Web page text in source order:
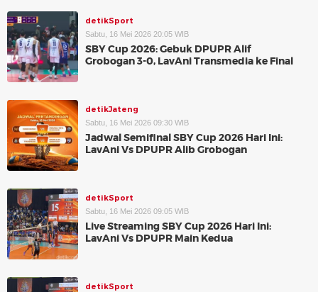
detikSport
Sabtu, 16 Mei 2026 20:05 WIB
SBY Cup 2026: Gebuk DPUPR Alif
Grobogan 3-0, LavAni Transmedia ke Final
detikJateng
Sabtu, 16 Mei 2026 09:30 WIB
Jadwal Semifinal SBY Cup 2026 Hari Ini:
LavAni Vs DPUPR Alib Grobogan
detikSport
Sabtu, 16 Mei 2026 09:05 WIB
Live Streaming SBY Cup 2026 Hari Ini:
LavAni Vs DPUPR Main Kedua
detikSport